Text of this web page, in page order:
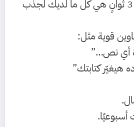
الناس لا تنتظر… أول 3 ثوانٍ هي كل ما لديك لجذب
قوية مثل:
هيغيّر كتابتك”